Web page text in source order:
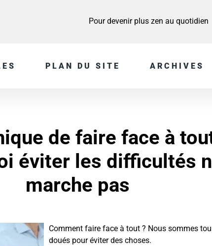
Pour devenir plus zen au quotidien
PLAN DU SITE ARCHIVES
de faire face à
éviter les difficultés
marche pas
Comment faire face à tout ? Nous sommes
doués pour éviter des choses.